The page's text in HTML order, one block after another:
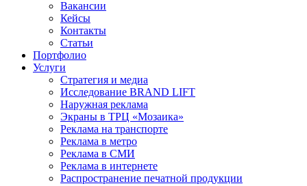
Вакансии
Кейсы
Контакты
Статьи
Портфолио
Услуги
Стратегия и медиа
Исследование BRAND LIFT
Наружная реклама
Экраны в ТРЦ «Мозаика»
Реклама на транспорте
Реклама в метро
Реклама в СМИ
Реклама в интернете
Распространение печатной продукции